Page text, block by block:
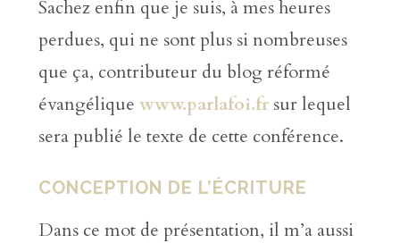
Sachez enfin que je suis, à mes heures
perdues, qui ne sont plus si nombreuses
que ça, contributeur du blog réformé
évangélique www.parlafoi.frsur lequel
sera publié le texte de cette conférence.
CONCEPTION DE L’ÉCRITURE
Dans ce mot de présentation, il m’a aussi